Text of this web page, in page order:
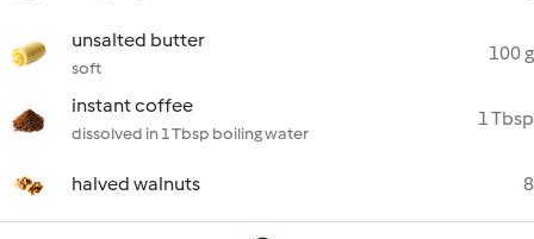
unsalted butter
soft
100 g
instant coffee
dissolved in 1 Tbsp boiling water
1 Tbsp
halved walnuts 8